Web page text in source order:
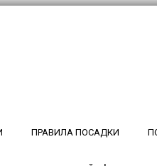
ПРАВИЛА ПОСАДКИ